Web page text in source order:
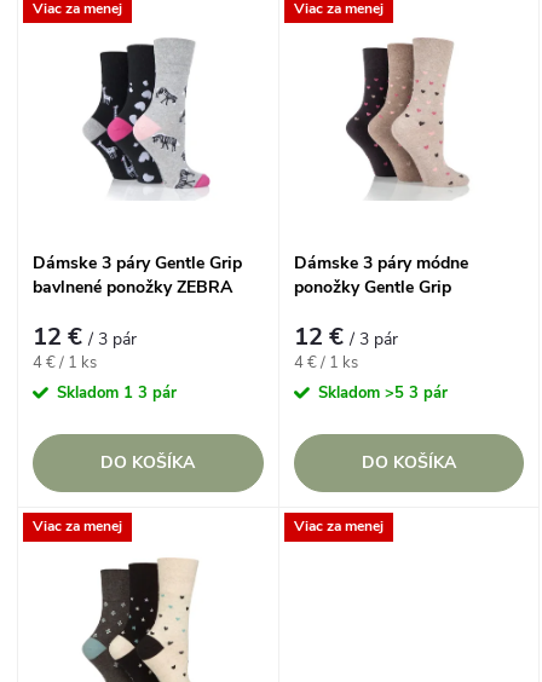
e
p
o
d
Najdrahšie
Najpredávanejšie
Abecedne
V
s
p
o
d
u
Viac za menej
Dámske 3 páry Gentle Grip
bavlnené ponožky ZEBRA
12 €/ 3 pár
Jednotková
cena:
4 € / 1 ks
Skladom 1 3 pár
DO KOŠÍKA
Viac za menej
Dámske 3 páry módne
ponožky Gentle Grip
gumičiek
12 €/ 3 pár
Jednotková
cena:
4 € / 1 ks
Skladom >5 3 pár
DO KOŠÍKA
Viac za menej Viac za menej